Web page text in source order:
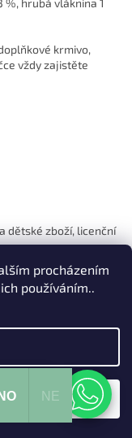
procházením
používáním..
krmivo,
vždy zajistěte
dětské zboží, licenční
vyhrazena.
NE